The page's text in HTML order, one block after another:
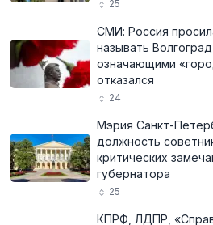
25
СМИ: Россия
называть
означающими
отказался
24
Мэрия Санкт-
должность
критических
губернатора
25
КПРФ, ЛДПР,